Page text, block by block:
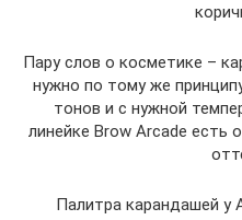
Пару слов о косметике –
нужно по тому же
тонов и с нужной
линейке Brow Arcade есть
Палитра карандашей у